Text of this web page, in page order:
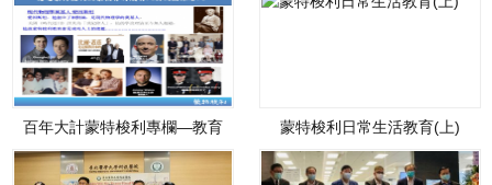
百年大計蒙特梭利專欄—教育
為先
蒙特梭利日常生活教育(上)